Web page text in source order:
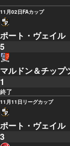
11月02日FAカップ
ポート・ヴェイル
5
マルドン＆チップ
1
終了
11月11日 リーグカップ
ポート・ヴェイル
3